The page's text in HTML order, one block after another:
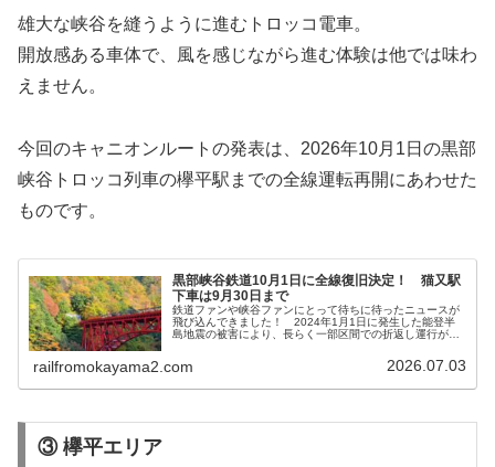
雄大な峡谷を縫うように進むトロッコ電車。
開放感ある車体で、風を感じながら進む体験は他では味わ
えません。
今回のキャニオンルートの発表は、2026年10月1日の黒部
峡谷トロッコ列車の欅平駅までの全線運転再開にあわせた
ものです。
黒部峡谷鉄道10月1日に全線復旧決定！ 猫又駅
下車は9月30日まで
鉄道ファンや峡谷ファンにとって待ちに待ったニュースが
飛び込んできました！ 2024年1月1日に発生した能登半
島地震の被害により、長らく一部区間での折返し運行が続
railfromokayama2.com 2026.07.03
③ 欅平エリア